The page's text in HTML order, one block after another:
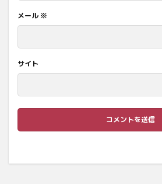
メール ※
サイト